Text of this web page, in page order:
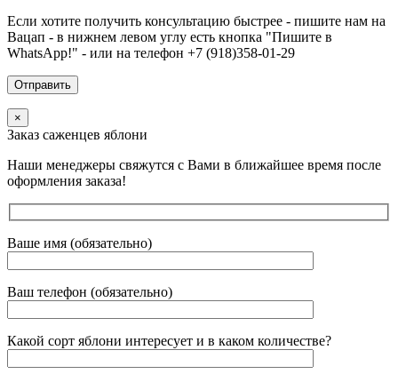
Если хотите получить консультацию быстрее - пишите нам на
Вацап - в нижнем левом углу есть кнопка "Пишите в
WhatsApp!" - или на телефон +7 (918)358-01-29
×
Заказ саженцев яблони
Наши менеджеры свяжутся с Вами в ближайшее время после
оформления заказа!
Ваше имя (обязательно)
Ваш телефон (обязательно)
Какой сорт яблони интересует и в каком количестве?